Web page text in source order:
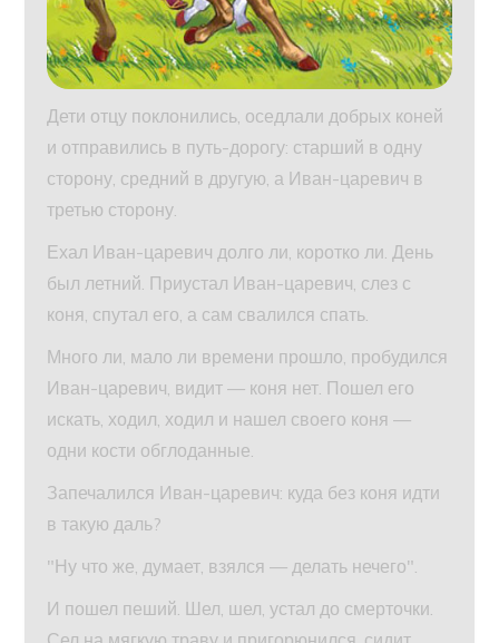
Дети отцу поклонились, оседлали добрых коней
и отправились в путь-дорогу: старший в одну
сторону, средний в другую, а Иван-царевич в
третью сторону.
Ехал Иван-царевич долго ли, коротко ли. День
был летний. Приустал Иван-царевич, слез с
коня, спутал его, а сам свалился спать.
Много ли, мало ли времени прошло, пробудился
Иван-царевич, видит — коня нет. Пошел его
искать, ходил, ходил и нашел своего коня —
одни кости обглоданные.
Запечалился Иван-царевич: куда без коня идти
в такую даль?
"Ну что же, думает, взялся — делать нечего".
И пошел пеший. Шел, шел, устал до смерточки.